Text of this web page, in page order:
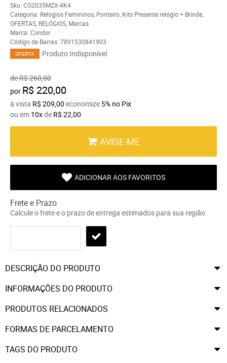
Sku: CO2035MZX-4K4
Categoria: Relógios Femininos Ponteiro Kits Presente relógio + Brinde
OFERTAS RELÓGIOS Marcas
Marca: Condor
Código de Barras: 7891530841903
OFERTA Produto Indisponível
deR$ 260,00
por R$ 220,00
à vista R$ 209,00 economize 5% no Pix
ou em 10xde R$ 22,00
AVISE-ME
ADICIONAR AOS FAVORITOS
Frete e Prazo
Calcule o frete e o prazo de entrega estimados para sua região:
DESCRIÇÃO DO PRODUTO
INFORMAÇÕES DO PRODUTO
PRODUTOS RELACIONADOS
FORMAS DE PARCELAMENTO
TAGS DO PRODUTO